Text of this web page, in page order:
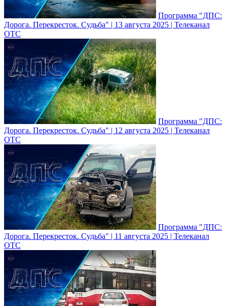
Программа "ДПС:
Дорога. Перекресток. Судьба" | 13 августа 2025 | Телеканал
ОТС
Программа "ДПС:
Дорога. Перекресток. Судьба" | 12 августа 2025 | Телеканал
ОТС
Программа "ДПС:
Дорога. Перекресток. Судьба" | 11 августа 2025 | Телеканал
ОТС